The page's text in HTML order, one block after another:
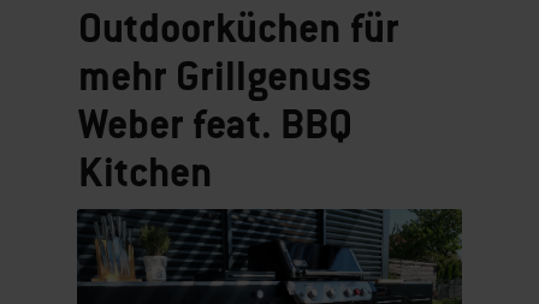
Outdoorküchen für
mehr Grillgenuss
Weber feat. BBQ
Kitchen